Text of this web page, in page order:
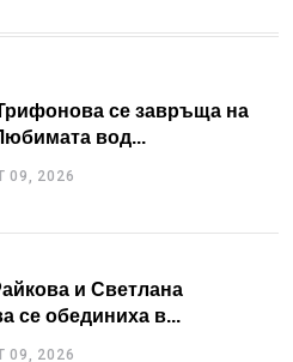
се завръща на
вод...
09, 2026
и Светлана
се обединиха в...
09, 2026